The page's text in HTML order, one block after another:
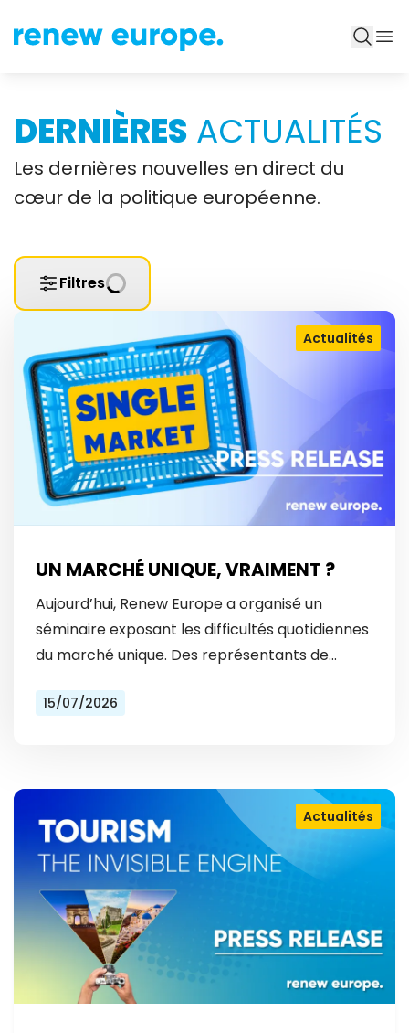
DERNIÈRES ACTUALITÉS
Les dernières nouvelles en direct du
cœur de la politique européenne.
Filtres
Actualités
UN MARCHÉ UNIQUE, VRAIMENT ?
Aujourd’hui, Renew Europe a organisé un
séminaire exposant les difficultés quotidiennes
du marché unique. Des représentants de
auxquels ils font face tous les…
15/07/2026
Actualités